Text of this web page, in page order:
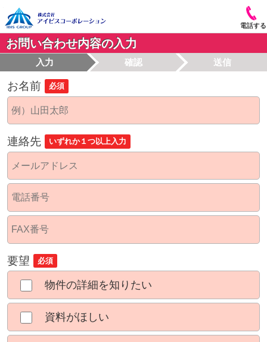
電話する
お問い合わせ内容の入力
入力 確認 送信
お名前 必須
連絡先 いずれか１つ以上入力
要望 必須
物件の詳細を知りたい
資料がほしい